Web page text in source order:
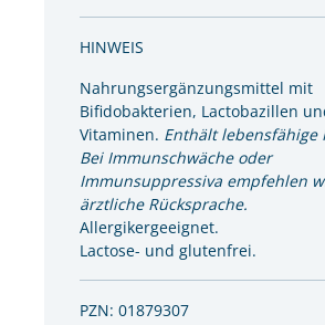
HINWEIS
Nahrungsergänzungsmittel mit
Bifidobakterien, Lactobazillen
Vitaminen. Enthält lebensfähige
Bei Immunschwäche oder
Immunsuppressiva empfehlen
ärztliche Rücksprache.
Allergikergeeignet.
Lactose- und glutenfrei.
PZN: 01879307